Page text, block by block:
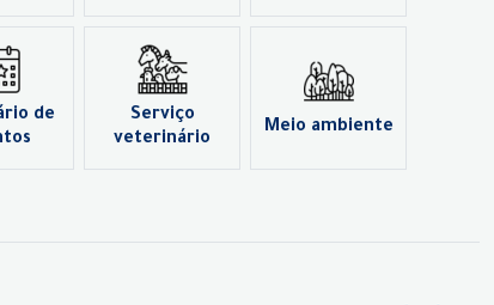
de
Serviço
veterinário
Meio ambiente